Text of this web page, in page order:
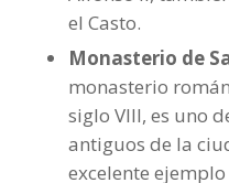
el Casto.
Monasterio de
monasterio
siglo VIII, es uno
antiguos de la
excelente